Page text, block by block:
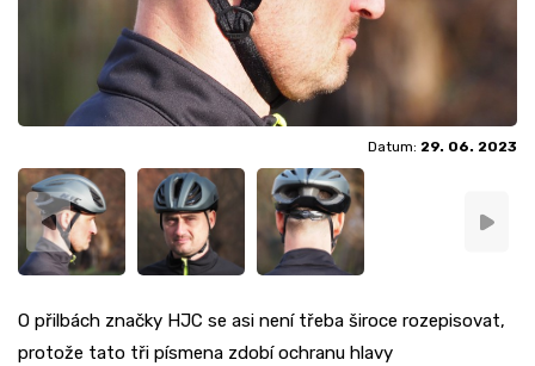
Datum: 29. 06. 2023
O přilbách značky HJC se asi není třeba široce rozepisovat,
protože tato tři písmena zdobí ochranu hlavy